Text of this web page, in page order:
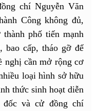
chí Nguyễn Văn
Công không đủ,
phố tiến mạnh
bao cấp, tháo gỡ để
nghị cần mở rộng cơ
loại hình sở hữu
thức sinh hoạt diễn
và cử đồng chí